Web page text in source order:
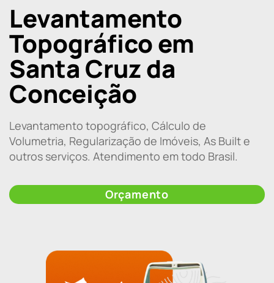
Levantamento
Topográfico em
Santa Cruz da
Conceição
Levantamento topográfico, Cálculo de
Volumetria, Regularização de Imóveis, As Built e
outros serviços. Atendimento em todo Brasil.
Orçamento